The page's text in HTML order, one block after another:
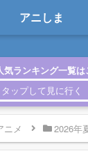
アニしま
気ランキング一覧は
ニメ 2026年
アニしま